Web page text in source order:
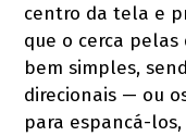
centro da tela e
que o cerca
bem simples,
direcionais — ou
para espancá-